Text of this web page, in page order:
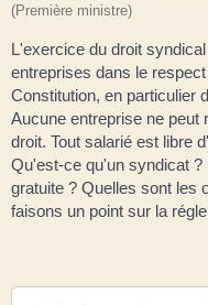
(Première ministre)
L'exercice du droit
entreprises dans le
Constitution, en particulier
Aucune entreprise ne
droit. Tout salarié est libre
Qu'est-ce qu'un syndicat
gratuite ? Quelles sont les
faisons un point sur la